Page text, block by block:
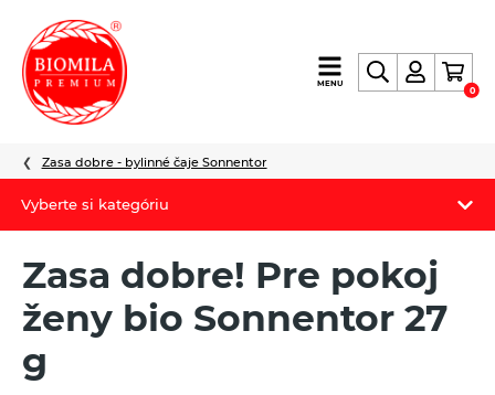
výroba
a
nielen
MENU
0
Vyberte si kategóriu
Špaldové výrobky
Akciová ponuka
Zasa dobre - bylinné čaje Sonnentor
Zasa dobre! Pre pokoj
ženy bio Sonnentor 27
g